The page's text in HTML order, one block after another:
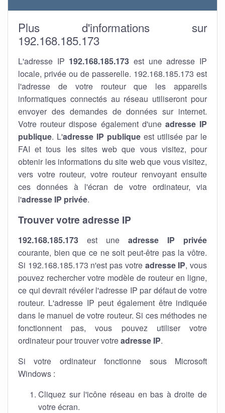
Plus d'informations sur
192.168.185.173
L'adresse IP 192.168.185.173 est une adresse IP
locale, privée ou de passerelle. 192.168.185.173 est
l'adresse de votre routeur que les appareils
informatiques connectés au réseau utiliseront pour
envoyer des demandes de données sur internet.
Votre routeur dispose également d'une adresse IP
publique. L'adresse IP publique est utilisée par le
FAI et tous les sites web que vous visitez, pour
obtenir les informations du site web que vous visitez,
vers votre routeur, votre routeur renvoyant ensuite
ces données à l'écran de votre ordinateur, via
l'adresse IP privée.
Trouver votre adresse IP
192.168.185.173 est une adresse IP privée
courante, bien que ce ne soit peut-être pas la vôtre.
Si 192.168.185.173 n'est pas votre adresse IP, vous
pouvez rechercher votre modèle de routeur en ligne,
ce qui devrait révéler l'adresse IP par défaut de votre
routeur. L'adresse IP peut également être indiquée
dans le manuel de votre routeur. Si ces méthodes ne
fonctionnent pas, vous pouvez utiliser votre
ordinateur pour trouver votreadresse IP.
Si votre ordinateur fonctionne sous Microsoft
Windows :
Cliquez sur l'icône réseau en bas à droite de
votre écran.